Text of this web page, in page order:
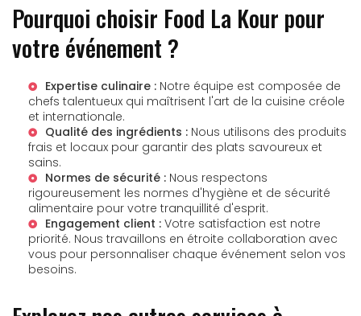
Pourquoi choisir Food La Kour pour
votre événement ?
Expertise culinaire : Notre équipe est composée de
chefs talentueux qui maîtrisent l'art de la cuisine créole
et internationale.
Qualité des ingrédients : Nous utilisons des produits
frais et locaux pour garantir des plats savoureux et
sains.
Normes de sécurité : Nous respectons
rigoureusement les normes d'hygiène et de sécurité
alimentaire pour votre tranquillité d'esprit.
Engagement client : Votre satisfaction est notre
priorité. Nous travaillons en étroite collaboration avec
vous pour personnaliser chaque événement selon vos
besoins.